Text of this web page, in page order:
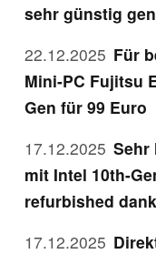
sehr günstig
22.12.2025 Für
Mini-PC Fujitsu
Gen für 99 Euro
17.12.2025 Sehr
mit Intel 10th-
refurbished
17.12.2025